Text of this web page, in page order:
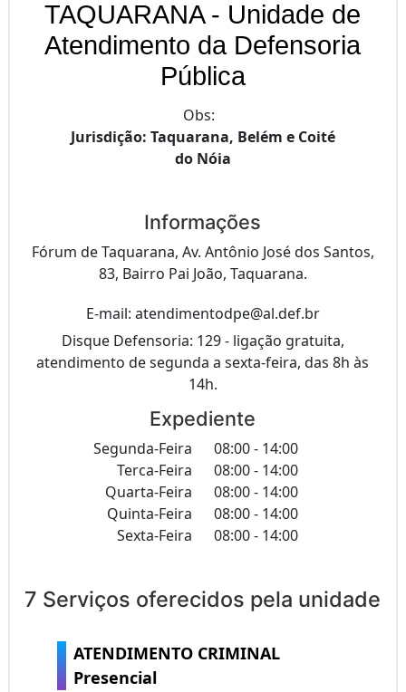
TAQUARANA - Unidade de
Atendimento da Defensoria
Pública
Obs:
Jurisdição: Taquarana, Belém e Coité
do Nóia
Informações
Fórum de Taquarana, Av. Antônio José dos Santos,
83, Bairro Pai João, Taquarana.
E-mail: atendimentodpe@al.def.br
Disque Defensoria: 129 - ligação gratuita,
atendimento de segunda a sexta-feira, das 8h às
14h.
Expediente
Segunda-Feira
08:00 - 14:00
Terca-Feira
08:00 - 14:00
Quarta-Feira
08:00 - 14:00
Quinta-Feira
08:00 - 14:00
Sexta-Feira
08:00 - 14:00
7 Serviços oferecidos pela unidade
ATENDIMENTO CRIMINAL
Presencial